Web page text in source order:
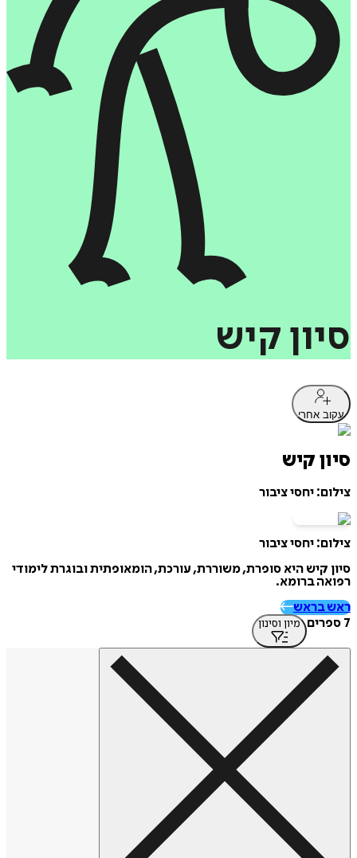
סיון קיש
עקוב אחרי
סיון קיש
צילום: יחסי ציבור
צילום: יחסי ציבור
סיון קיש היא סופרת, משוררת, עורכת, הומאופתית ובוגרת לימודי
רפואה ברומא.
ראש בראש
7 ספרים
מיון וסינון